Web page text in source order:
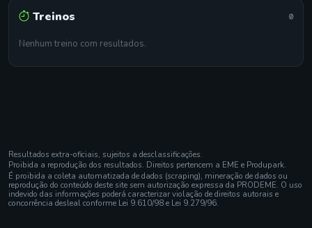
Treinos 0
Nenhum treino com resultados.
Resultados extra-oficiais, sujeitos a desclassificações.
Proibida a reprodução dos resultados. Direitos pertencem a EME e Produpark.
É proibida a coleta automatizada de dados (scraping), mineração de dados ou
reprodução do conteúdo deste site sem autorização expressa da PRODEME. O uso
indevido das informações poderá caracterizar violação de direitos autorais e
concorrência desleal conforme Lei 9.610/98 e Lei 9.279/96.